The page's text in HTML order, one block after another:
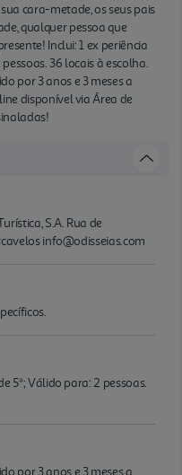
cara-metade, os seus pais
qualquer pessoa que
Inclui: 1 ex periência
36 locais à escolha.
por 3 anos e 3 meses a
disponível via Área de
S.A. Rua de
info@odisseias.com
5*; Válido para: 2 pessoas.
por 3 anos e 3 meses a